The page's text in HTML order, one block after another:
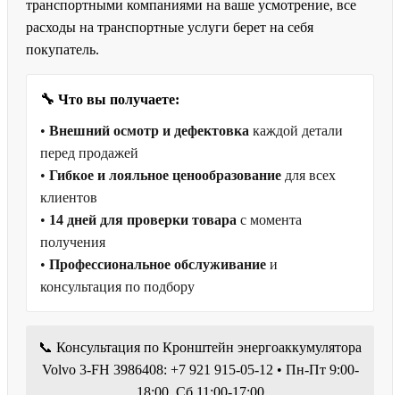
транспортными компаниями на ваше усмотрение, все
расходы на транспортные услуги берет на себя
покупатель.
🔧 Что вы получаете:
• Внешний осмотр и дефектовка каждой детали
перед продажей
• Гибкое и лояльное ценообразование для всех
клиентов
• 14 дней для проверки товара с момента
получения
• Профессиональное обслуживание и
консультация по подбору
📞 Консультация по Кронштейн энергоаккумулятора
Volvo 3-FH 3986408: +7 921 915-05-12 • Пн-Пт 9:00-